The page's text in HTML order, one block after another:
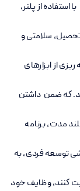
از پلنر،
سلامتی و
ریزی از ابزارهای
که ضمن داشتن
مدت، برنامه
توسعه فردی، به
کنند، وظایف خود